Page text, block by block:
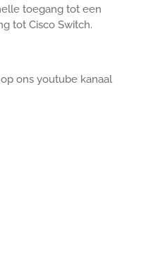
toegang tot een
tot Cisco Switch.
ons youtube kanaal